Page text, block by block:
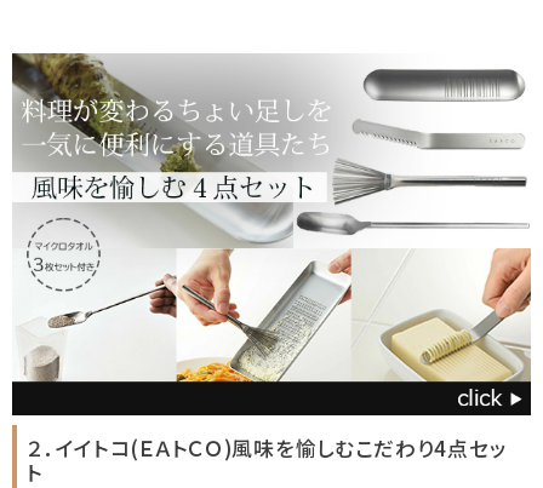
２．イイトコ(ＥＡトＣＯ)風味を愉しむこだわり4点セッ
ト